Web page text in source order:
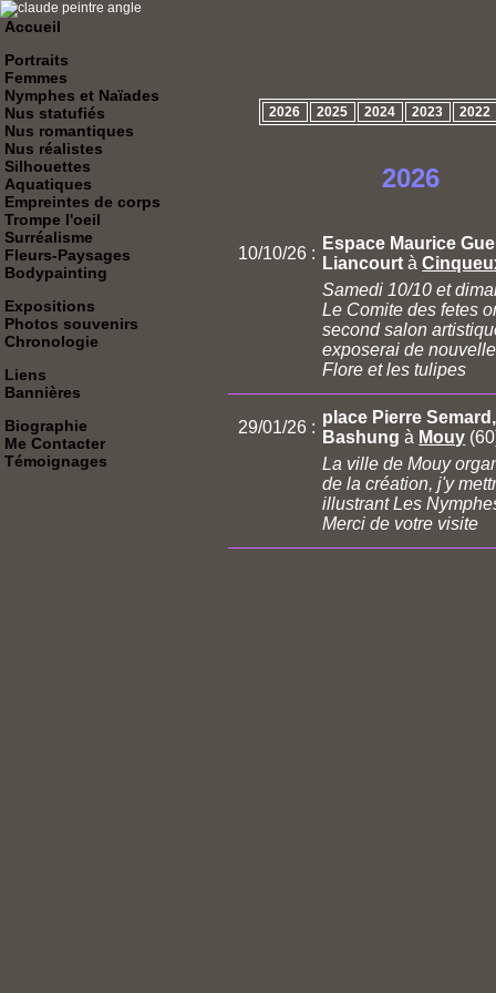
Accueil
Portraits
Femmes
Nymphes et Naïades
Nus statufiés
Nus romantiques
Nus réalistes
Silhouettes
Aquatiques
Empreintes de corps
Trompe l'oeil
Surréalisme
Fleurs-Paysages
Bodypainting
Expositions
Photos souvenirs
Chronologie
Liens
Bannières
Biographie
Me Contacter
Témoignages
2026 2025 2024 2023 2022
2026
10/10/26 :
Espace Maurice
Liancourt à
Samedi 10/10 et
Le Comite des fetes
second salon
exposerai de
Flore et les tulipes
29/01/26 :
place Pierre
Bashung à Mouy
La ville de Mouy
de la création, j'y
illustrant Les
Merci de votre visite